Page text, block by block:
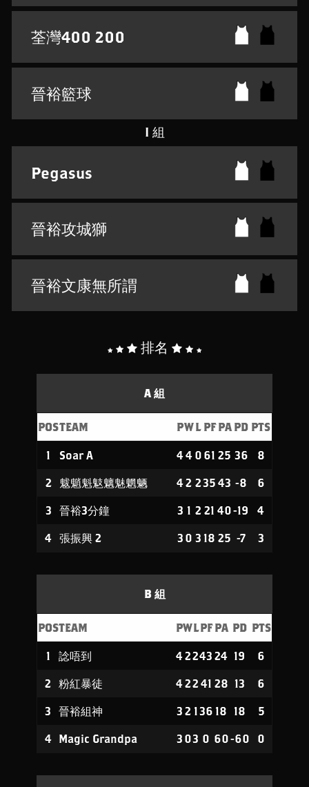
荃灣400 200
晉裕籃球
I 組
Pegasus
晉裕攻城獅
晉裕文康無所謂
排名
A 組
POSTEAM PWL PF PA PD PTS
1 Soar A 44 0 61 25 36 8
2 魃魈魁鬾魑魅魍魉 42 235 43 -8 6
3 晉裕3分鐘 3 1 2 21 40-19 4
4 張振興 2 3 0 3 18 25 -7 3
B 組
POSTEAM PWLPF PA PD PTS
1 諗唔到 42243 24 19 6
2 粉紅暴徒 42241 28 13 6
3 晉裕組神 3 2 136 18 18 5
4 Magic Grandpa 3 03 0 60-60 0